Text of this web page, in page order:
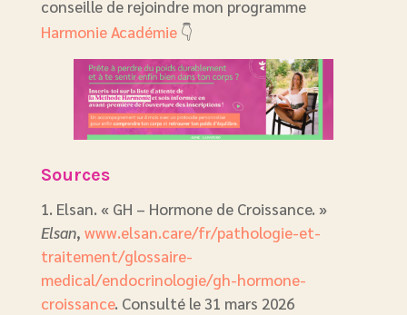
conseille de rejoindre mon programme
Harmonie Académie👇
Sources
Elsan. « GH – Hormone de Croissance. »
Elsan, www.elsan.care/fr/pathologie-et-
traitement/glossaire-
medical/endocrinologie/gh-hormone-
croissance. Consulté le 31 mars 2026